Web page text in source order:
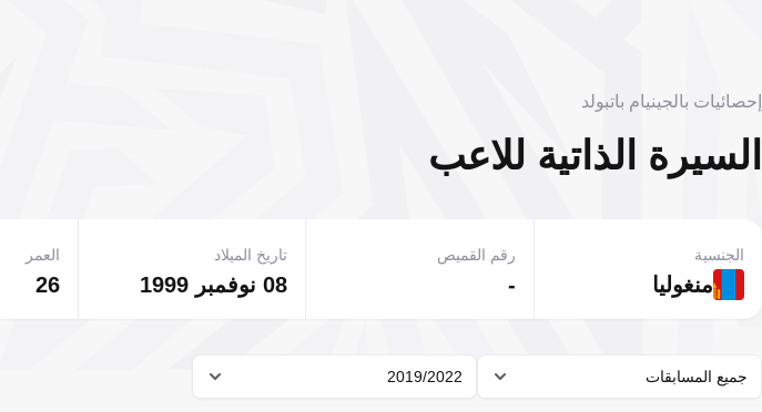
إحصائيات بالجينيام باتبولد
السيرة الذاتية للاعب
منغوليا
الجنسية
-
رقم القميص
08 نوفمبر 1999
تاريخ الميلاد
26
العمر
جميع المسابقات 2019/2022